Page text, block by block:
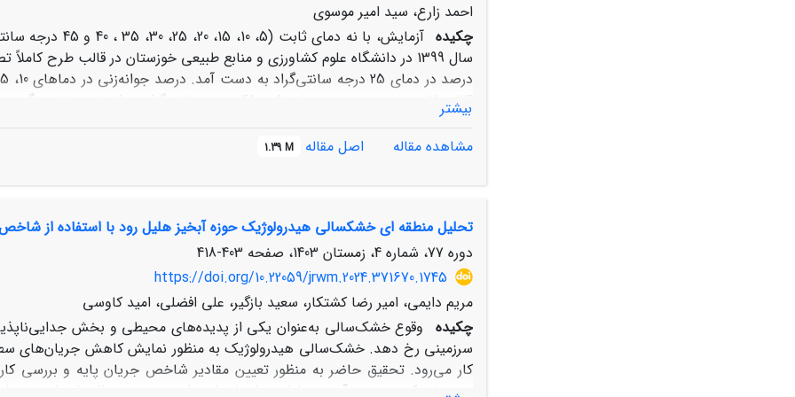
احمد زارع، سید امیر موسوی
چکیده
آزمایش، با نه
34 و 13 درصد بود. در دو دمای 5 و 45 درجه
91/22، 52/29 و43/45 درجه سانتی‌گراد پیش‌بینی گردید. نتایج
همچنین مسایل مربوط به مدیریت چرای دام بایستی مدنظر قرار گیرد.
بیشتر
مشاهده مقاله
اصل مقاله 1.39 M
تحلیل منطقه ای خشکسالی هیدرولوژیک حوزه آبخیز هلیل رود با استفاده از
دوره 77، شماره 4، زمستان 1403، صفحه
403-418
https://doi.org/10.22059/jrwm.2024.371670.1745
مریم دایمی، امیر رضا کشتکار، سعید بازگیر، علی افضلی، امید کاوسی
چکیده وقوع خشک‌سالی به‌‌عنوان یکی از پدیده‌‌های محیطی و بخش
سرزمینی رخ دهد. خشک‌سالی هیدرولوژیک به منظور نمایش کاهش جریان‌های
کار می‌رود. تحقیق حاضر به منظور تعیین مقادیر شاخص جریان پایه و بررسی
هیدرولوژیک در حوزه آبخیز هلیل‌رود انجام شده است. بدین منظور ابتدا سه